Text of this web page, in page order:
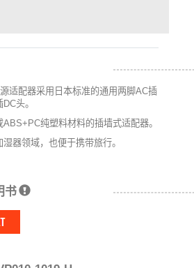
适配器采用日本标准的通用两脚AC插
头。
纯塑料材料的插墙式适配器。
器领域，也便于携带旅行。
书